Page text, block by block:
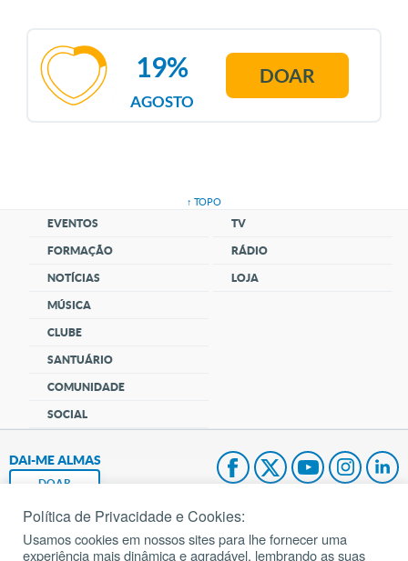
AGOSTO
19% DOAR
↑ TOPO
EVENTOS
FORMAÇÃO
NOTÍCIAS
MÚSICA
CLUBE
SANTUÁRIO
COMUNIDADE
SOCIAL
TV
RÁDIO
LOJA
DAI-ME ALMAS
DOAR
Fundação João Paulo II
Política de Privacidade e Cookies:
Usamos cookies em nossos sites para lhe fornecer uma
experiência mais dinâmica e agradável, lembrando as suas